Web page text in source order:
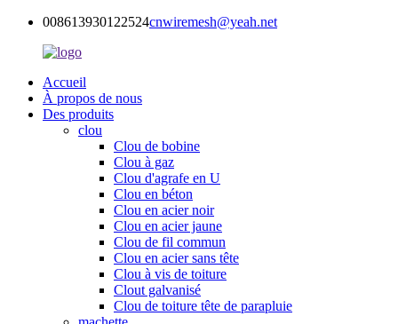
008613930122524cnwiremesh@yeah.net
Accueil
À propos de nous
Des produits
clou
Clou de bobine
Clou à gaz
Clou d'agrafe en U
Clou en béton
Clou en acier noir
Clou en acier jaune
Clou de fil commun
Clou en acier sans tête
Clou à vis de toiture
Clout galvanisé
Clou de toiture tête de parapluie